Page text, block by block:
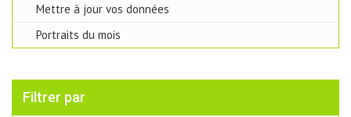
Mettre à jour vos données
Portraits du mois
Filtrer par